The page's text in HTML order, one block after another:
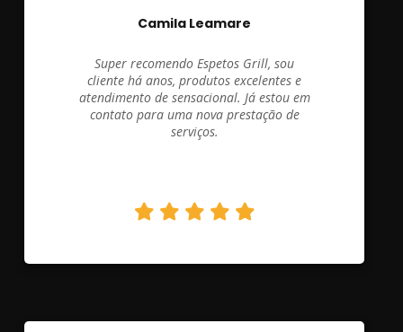
Camila Leamare
Super recomendo Espetos Grill, sou
cliente há anos, produtos excelentes e
atendimento de sensacional. Já estou em
contato para uma nova prestação de
serviços.